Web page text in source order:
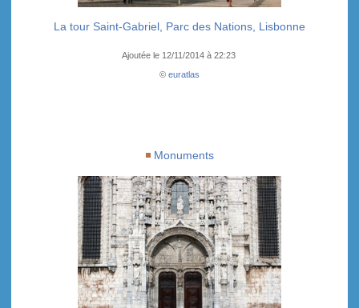
La tour Saint-Gabriel, Parc des Nations, Lisbonne
Ajoutée le 12/11/2014 à 22:23
© euratlas
Monuments